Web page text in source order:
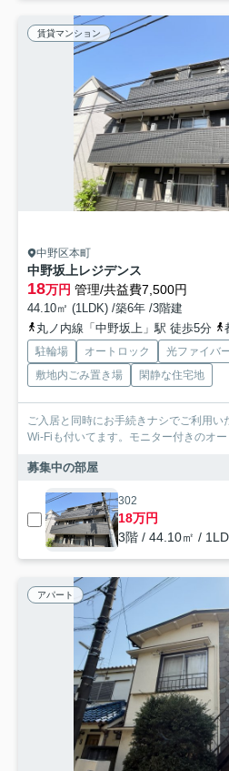
賃貸マンション
中野区本町
中野坂上レジデンス
18万円 管理/共益費7,500円
44.10㎡ (1LDK) /築6年 /3階建
丸ノ内線「中野坂上」駅 徒歩5分
駐輪場 オートロック 光ファイバ
敷地内ごみ置き場
閑静な住宅地
ご入居と同時にお手続きナシでご利用い
Wi-Fiも付いてます。モニター付きのオ
募集中の部屋
302
18万円
3階 / 44.10㎡ /
アパート